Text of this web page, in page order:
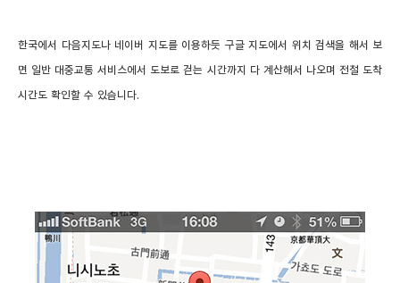
한국에서 다음지도나 네이버 지도를 이용하듯 구글 지도에서 위치 검색을 해서 보
면 일반 대중교통 서비스에서 도보로 걷는 시간까지 다 계산해서 나오며 전철 도착
시간도 확인할 수 있습니다.